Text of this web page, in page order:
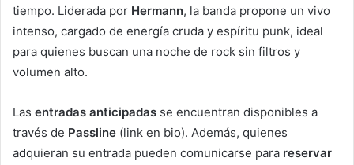
tiempo. Liderada por Hermann, la banda propone un vivo
intenso, cargado de energía cruda y espíritu punk, ideal
para quienes buscan una noche de rock sin filtros y
volumen alto.
Las entradas anticipadas se encuentran disponibles a
través de Passline (link en bio). Además, quienes
adquieran su entrada pueden comunicarse para reservar